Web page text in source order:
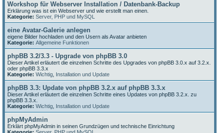
Workshop für Webserver Installation / Datenbank-Backup
Erklärung was ist ein Webserver und wie erstellt man einen.
Kategorie: Server, PHP und MySQL
eine Avatar-Galerie anlegen
eigene Bilder hochladen und den Usern als Avatar anbieten
Kategorie: Allgemeine Funktionen
phpBB 3.2/3.3 - Upgrade von phpBB 3.0
Dieser Artikel erläutert die einzelnen Schritte des Upgrades von phpBB 3.0.x auf 3.2.x.
oder phpBB 3.3.x
Kategorie: Wichtig Installation und Update
phpBB 3.3: Update von phpBB 3.2.x auf phpBB 3.3.x
Dieser Artikel erläutert die einzelnen Schritte eines Updates von phpBB 3.2.x. zu
phpBB 3.3.x.
Kategorie: Wichtig Installation und Update
phpMyAdmin
Erklärt phpMyAdmin in seinen Grundzügen und technische Einrichtung